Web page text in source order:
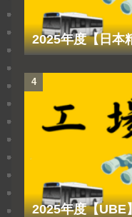
2025年度【日本
2025年度【UBE